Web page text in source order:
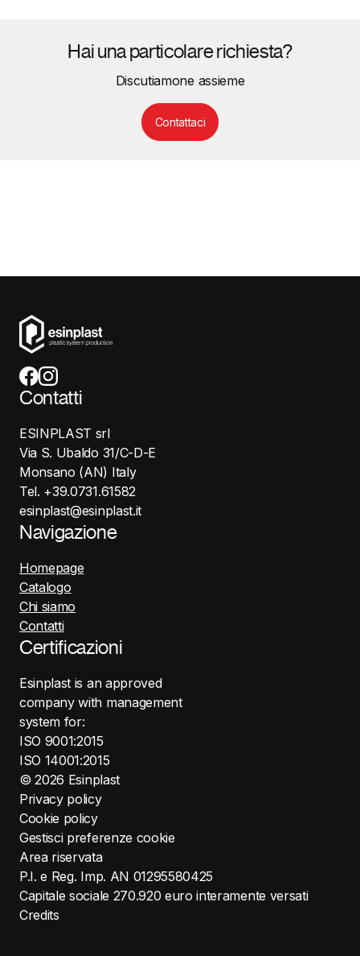
Hai una particolare richiesta?
Discutiamone assieme
Contattaci
Contatti
ESINPLAST srl
Via S. Ubaldo 31/C-D-E
Monsano (AN) Italy
Tel. +39.0731.61582
esinplast@esinplast.it
Navigazione
Homepage
Catalogo
Chi siamo
Contatti
Certificazioni
Esinplast is an approved
company with management
system for:
ISO 9001:2015
ISO 14001:2015
©2026 Esinplast
Privacy policy
Cookie policy
Gestisci preferenze cookie
Area riservata
P.I. e Reg. Imp. AN 01295580425
Capitale sociale 270.920 euro interamente versati
Credits